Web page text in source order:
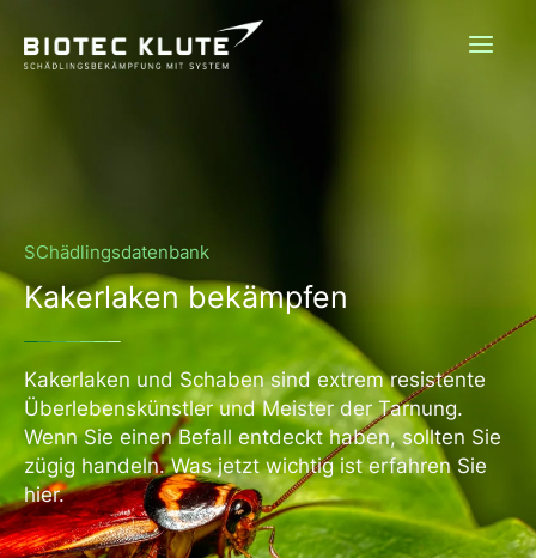
Inhalt
SChädlingsdatenbank
Kakerlaken bekämpfen
Kakerlaken und Schaben sind extrem resistente
Überlebenskünstler und Meister der Tarnung.
Wenn Sie einen Befall entdeckt haben, sollten Sie
zügig handeln. Was jetzt wichtig ist erfahren Sie
hier.